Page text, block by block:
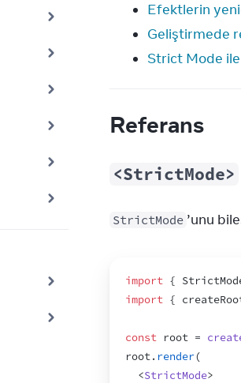
Efektlerin
Geliştirmede
Strict Mode ile
Referans
<StrictMode>
StrictMode ’unu
import {
import {
const root =
root. render(
<StrictMode>